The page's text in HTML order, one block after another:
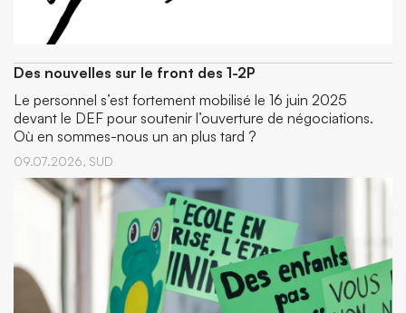
Des nouvelles sur le front des 1-2P
Le personnel s’est fortement mobilisé le 16 juin 2025
devant le DEF pour soutenir l’ouverture de négociations.
Où en sommes-nous un an plus tard ?
09.07.2026, SUD